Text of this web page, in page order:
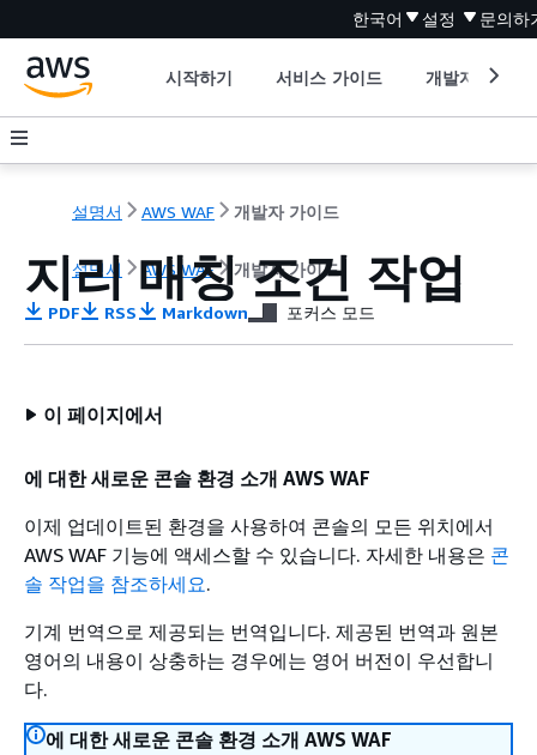
한국어 설정 문의하
시작하기 서비스 가이드 개발자 도구
설명서 AWS WAF 개발자 가이드
설명서 AWS WAF 개발자 가이드
지리 매칭 조건 작업
PDF RSS Markdown 포커스 모드
이 페이지에서
에 대한 새로운 콘솔 환경 소개 AWS WAF
이제 업데이트된 환경을 사용하여 콘솔의 모든 위치에서
AWS WAF 기능에 액세스할 수 있습니다. 자세한 내용은 콘
솔 작업을 참조하세요.
기계 번역으로 제공되는 번역입니다. 제공된 번역과 원본
영어의 내용이 상충하는 경우에는 영어 버전이 우선합니
다.
에 대한 새로운 콘솔 환경 소개 AWS WAF